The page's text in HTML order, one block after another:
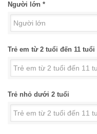
Người lớn *
Trẻ em từ 2 tuổi đến 11 tuổi
Trẻ nhỏ dưới 2 tuổi